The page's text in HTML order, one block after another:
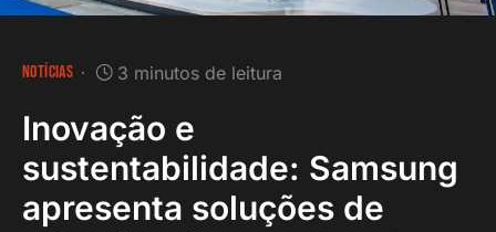
NOTÍCIAS 3 minutos de leitura
Inovação e
sustentabilidade: Samsung
apresenta soluções de